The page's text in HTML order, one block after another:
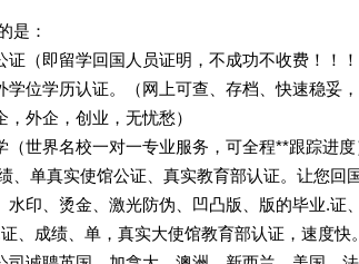
是：
（即留学回国人员证明，不成功不收费！！
位学历认证。（网上可查、存档、快速稳妥
，外企，创业，无忧愁）
（世界名校一对一专业服务，可全程**跟踪进
、单真实使馆公证、真实教育部认证。让您回
印、烫金、激光防伪、凹凸版、版的毕业.证
、成绩、单，真实大使馆教育部认证，速度快。